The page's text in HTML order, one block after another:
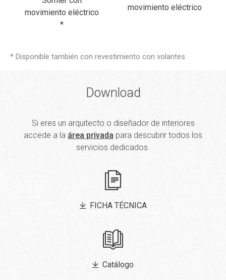
movimiento eléctrico
*
movimiento eléctrico
* Disponible también con revestimiento con volantes
Download
Si eres un arquitecto o diseñador de interiores
accede a la área privada para descubrir todos los
servicios dedicados.
FICHA TÉCNICA
Catálogo